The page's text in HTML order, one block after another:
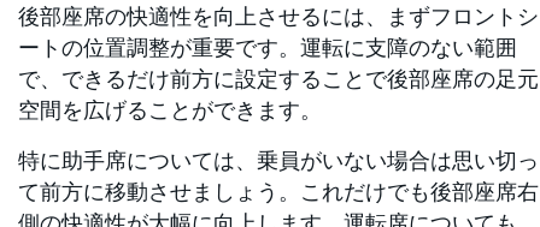
後部座席の快適性を向上させるには、まずフロントシ
ートの位置調整が重要です。運転に支障のない範囲
で、できるだけ前方に設定することで後部座席の足元
空間を広げることができます。
特に助手席については、乗員がいない場合は思い切っ
て前方に移動させましょう。これだけでも後部座席右